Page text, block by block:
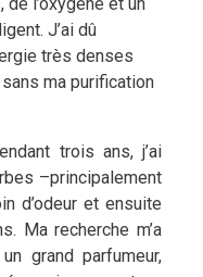
J’ai dû
très denses
ma purification
trois ans, j’ai
–principalement
d’odeur et ensuite
Ma recherche m’a
grand parfumeur,